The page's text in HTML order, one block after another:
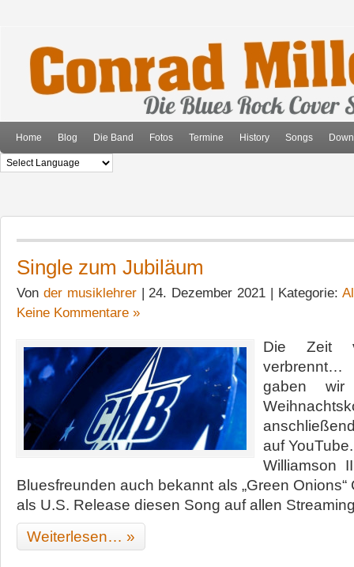
Home Blog Die Band Fotos Termine History Songs
Single zum Jubiläum
Von der musiklehrer| 24. Dezember 2021 | Kategorie:
Keine Kommentare »
Die Zeit
gaben wir
auf
Williamson
Bluesfreunden auch bekannt als „Green
als U.S. Release diesen Song auf allen
Weiterlesen… »